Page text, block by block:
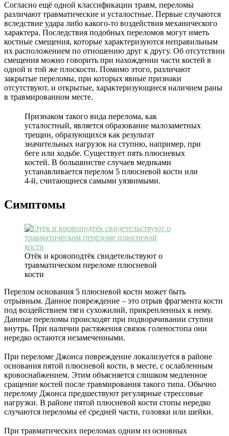
Согласно ещё одной классификации травм, переломы
различают травматические и усталостные. Первые случаются
вследствие удара либо какого-то воздействия механического
характера. Последствия подобных переломов могут иметь
костные смещения, которые характеризуются неправильным
их расположением по отношению друг к другу. Об отсутствии
смещения можно говорить при нахождении части костей в
одной и той же плоскости. Помимо этого, различают
закрытые переломы, при которых явные признаки
отсутствуют, и открытые, характеризующиеся наличием раны
в травмированном месте.
Признаком такого вида перелома, как
усталостный, является образование малозаметных
трещин, образующихся как результат
значительных нагрузок на ступню, например, при
беге или ходьбе. Существует пять плюсневых
костей. В большинстве случаев медиками
устанавливается перелом 5 плюсневой кости или
4-й, считающиеся самыми уязвимыми.
Симптомы
Отёк и кровоподтёк свидетельствуют о
травматическом переломе плюсневой
кости
Перелом основания 5 плюсневой кости может быть
отрывным. Данное повреждение – это отрыв фрагмента кости
под воздействием тяги сухожилий, прикрепленных к нему.
Данные переломы происходят при подворачивании ступни
внутрь. При наличии растяжения связок голеностопа они
нередко остаются незамеченными.
При переломе Джонса повреждение локализуется в районе
основания пятой плюсневой кости, в месте, с ослабленным
кровоснабжением. Этим объясняется слишком медленное
сращение костей после травмирования такого типа. Обычно
перелому Джонса предшествуют регулярные стрессовые
нагрузки. В районе пятой плюсневой кости стопы нередко
случаются переломы её средней части, головки или шейки.
При травматических переломах одним из основных